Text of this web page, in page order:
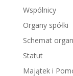
Wspólnicy
Organy spółki
Schemat
Statut
Majątek i